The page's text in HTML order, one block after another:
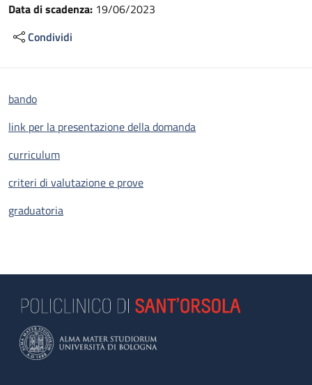
Data di scadenza: 19/06/2023
Condividi
bando
link per la presentazione della domanda
curriculum
criteri di valutazione e prove
graduatoria